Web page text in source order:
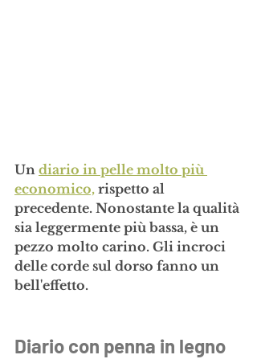
Un diario in pelle molto più
economico, rispetto al
precedente. Nonostante la qualità
sia leggermente più bassa, è un
pezzo molto carino. Gli incroci
delle corde sul dorso fanno un
bell'effetto.
Diario con penna in legno